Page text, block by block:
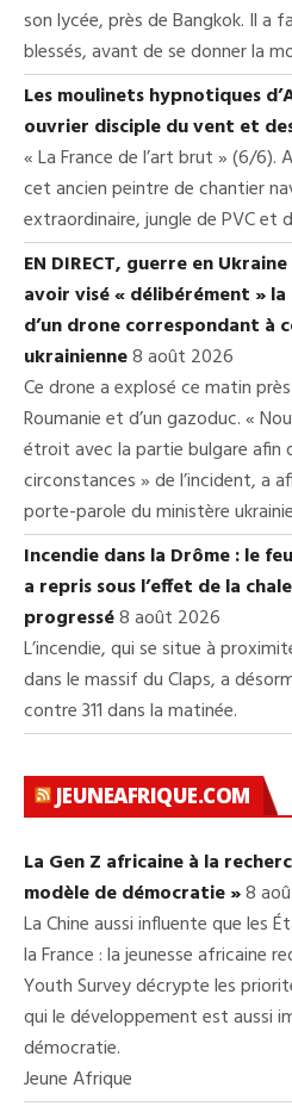
son lycée, près de Bangkok. Il a
blessés, avant de se donner la
Les moulinets hypnotiques
ouvrier disciple du vent et
« La France de l’art brut » (6/6).
cet ancien peintre de chantier
extraordinaire, jungle de PVC et
EN DIRECT, guerre en
avoir visé « délibérément »
d’un drone correspondant à
ukrainienne8 août 2026
Ce drone a explosé ce matin
Roumanie et d’un gazoduc. «
étroit avec la partie bulgare afin
circonstances » de l’incident, a
porte-parole du ministère
Incendie dans la Drôme : le
a repris sous l’effet de la
progressé8 août 2026
L’incendie, qui se situe à
dans le massif du Claps, a
contre 311 dans la matinée.
JEUNEAFRIQUE.COM
La Gen Z africaine à la
modèle de démocratie »8
La Chine aussi influente que les
la France : la jeunesse africaine
Youth Survey décrypte les
qui le développement est aussi
démocratie.
Jeune Afrique